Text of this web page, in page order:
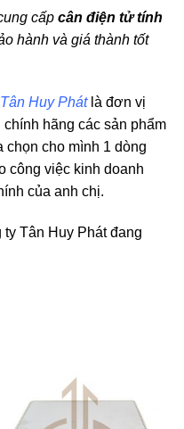
cấp cân điện tử tính
hành và giá thành tốt
Huy Phát là đơn vị
hãng các sản phẩm
cho mình 1 dòng
công việc kinh doanh
của anh chị.
ty Tân Huy Phátđang